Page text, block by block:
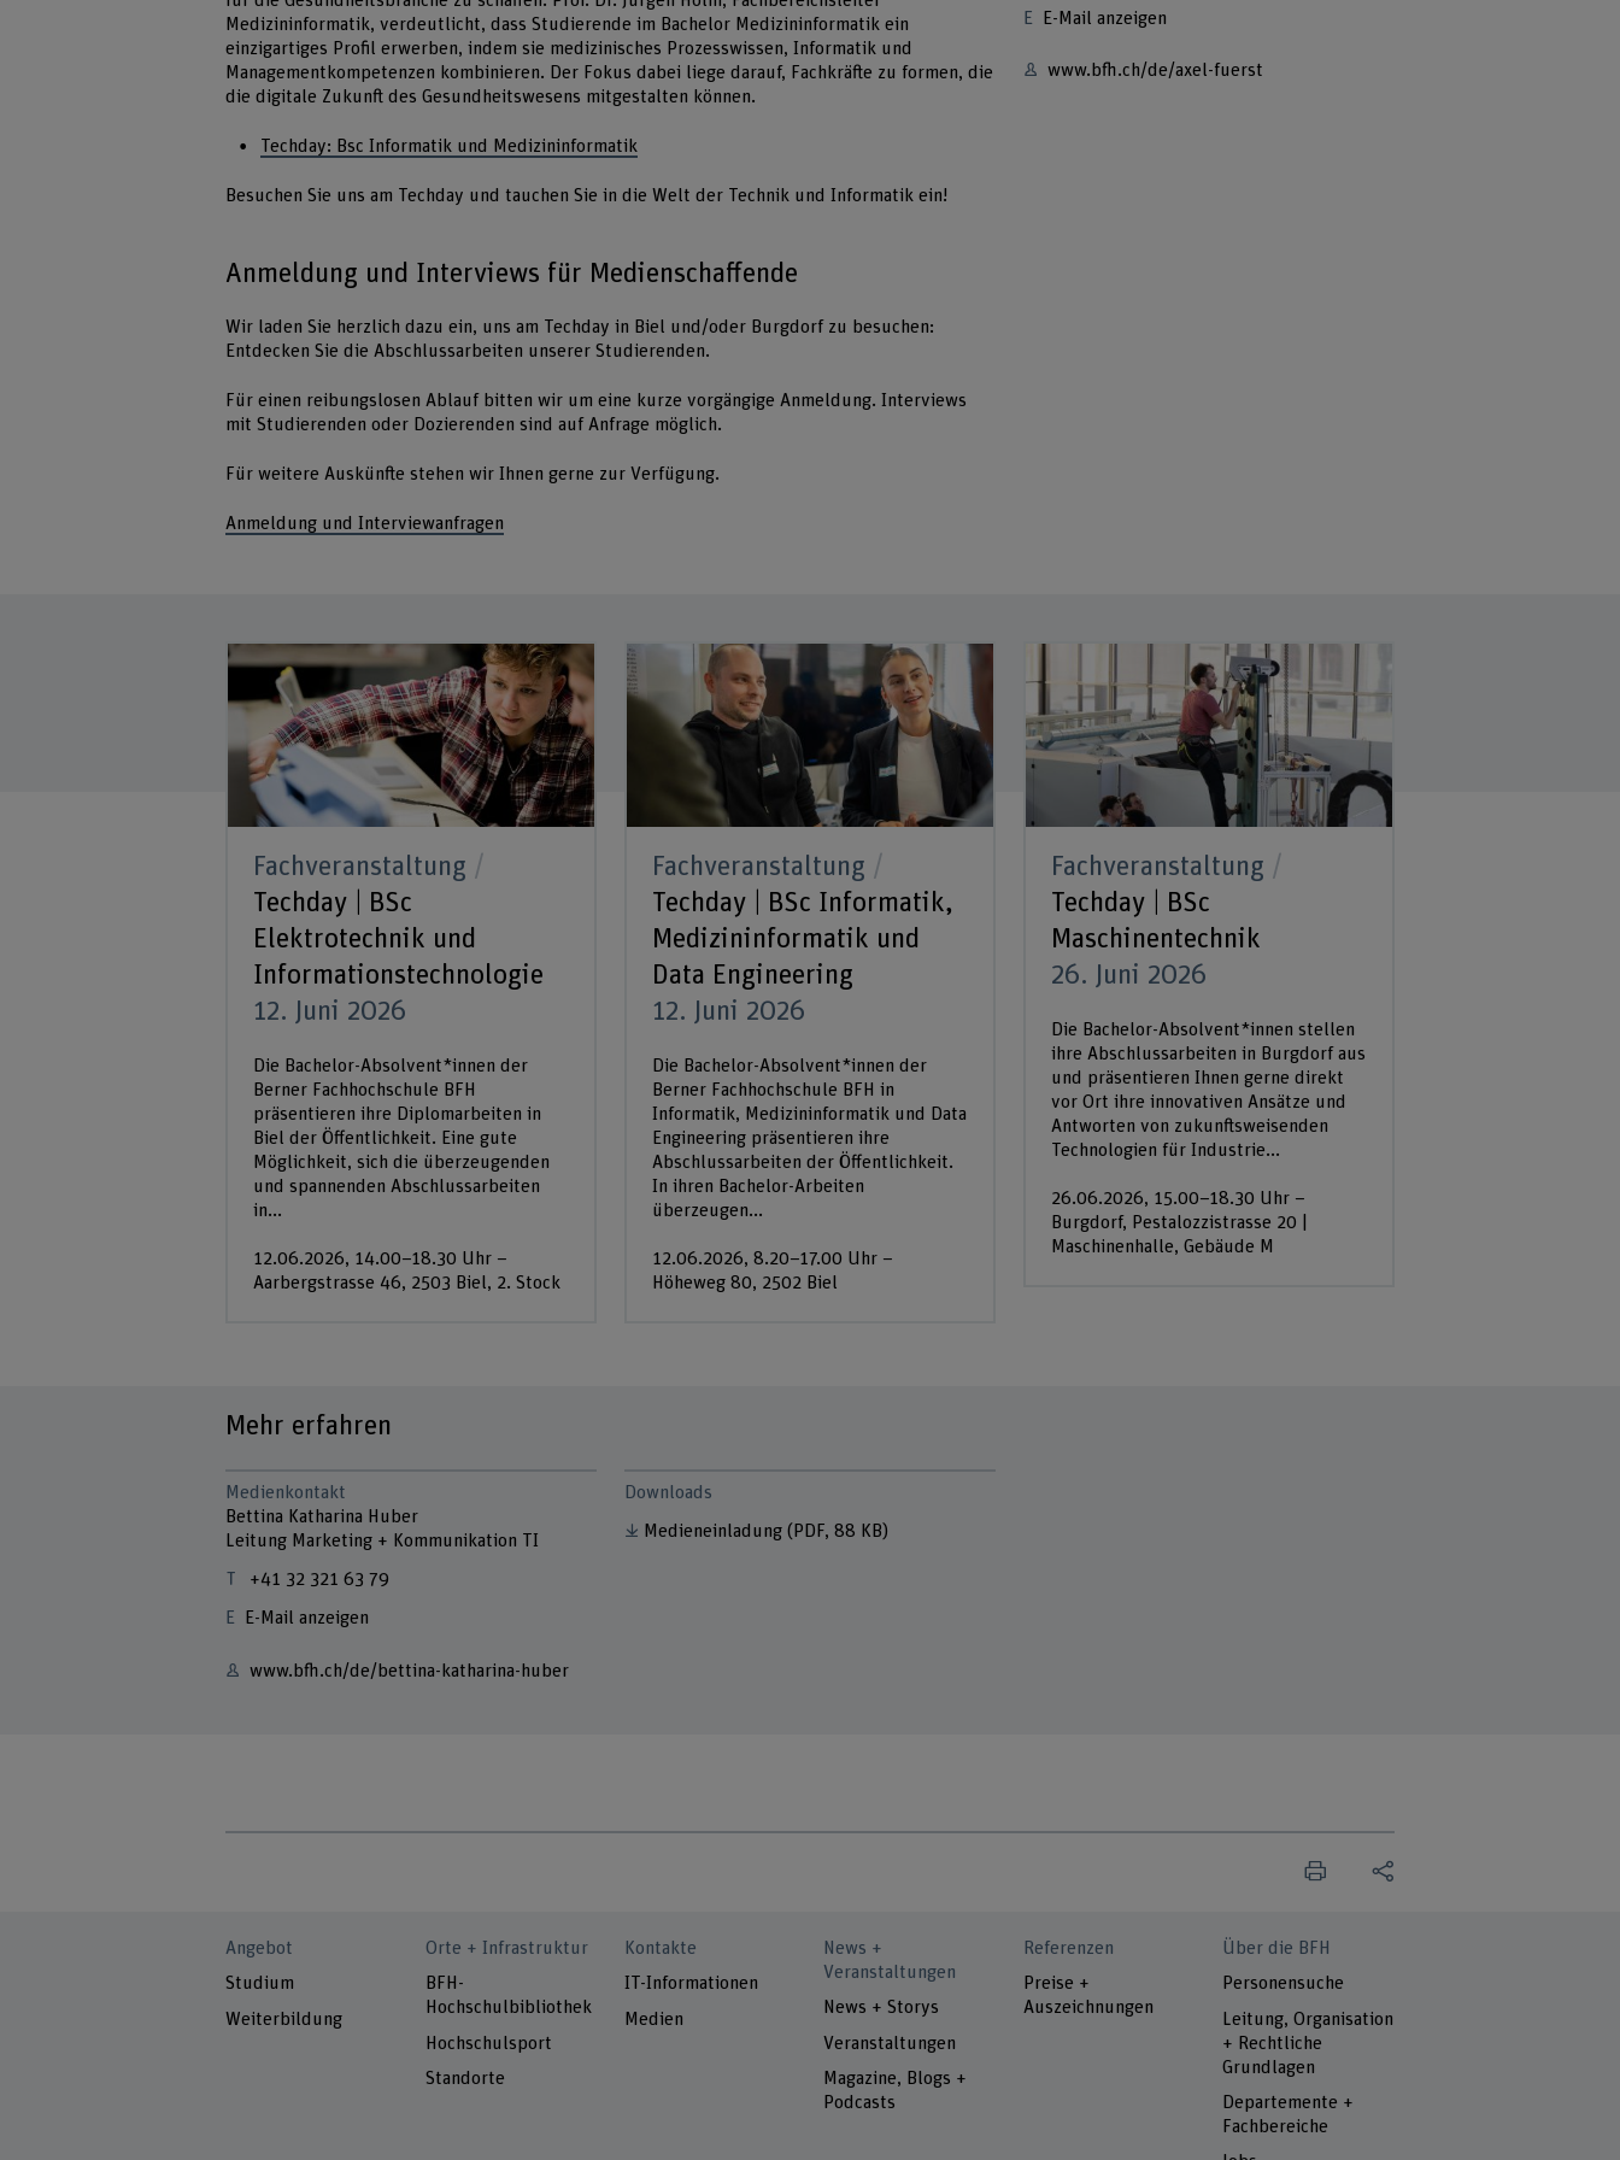
Medizininformatik, verdeutlicht, dass Studierende im Bachelor Medizininformatik ein
einzigartiges Profil erwerben, indem sie medizinisches Prozesswissen, Informatik und
Managementkompetenzen kombinieren. Der Fokus dabei liege darauf, Fachkräfte zu formen, die
die digitale Zukunft des Gesundheitswesens mitgestalten können.
Techday: Bsc Informatik und Medizininformatik
Besuchen Sie uns am Techday und tauchen Sie in die Welt der Technik und Informatik ein!
Anmeldung und Interviews für Medienschaffende
Wir laden Sie herzlich dazu ein, uns am Techday in Biel und/oder Burgdorf zu besuchen:
Entdecken Sie die Abschlussarbeiten unserer Studierenden.
Für einen reibungslosen Ablauf bitten wir um eine kurze vorgängige Anmeldung. Interviews
mit Studierenden oder Dozierenden sind auf Anfrage möglich.
Für weitere Auskünfte stehen wir Ihnen gerne zur Verfügung.
Anmeldung und Interviewanfragen
E-Mail anzeigen
www.bfh.ch/de/axel-fuerst
Fachveranstaltung
Techday | BSc
Elektrotechnik und
Informationstechnologie
12. Juni 2026
Die Bachelor-Absolvent*innen der
Berner Fachhochschule BFH
präsentieren ihre Diplomarbeiten in
Biel der Öffentlichkeit. Eine gute
Möglichkeit, sich die überzeugenden
und spannenden Abschlussarbeiten
in...
12.06.2026, 14.00–18.30 Uhr –
Aarbergstrasse 46, 2503 Biel, 2. Stock
Fachveranstaltung
Techday | BSc Informatik,
Medizininformatik und
Data Engineering
12. Juni 2026
Die Bachelor-Absolvent*innen der
Berner Fachhochschule BFH in
Informatik, Medizininformatik und Data
Engineering präsentieren ihre
Abschlussarbeiten der Öffentlichkeit.
In ihren Bachelor-Arbeiten
überzeugen...
12.06.2026, 8.20–17.00 Uhr –
Höheweg 80, 2502 Biel
Fachveranstaltung
Techday | BSc
Maschinentechnik
26. Juni 2026
Die Bachelor-Absolvent*innen stellen
ihre Abschlussarbeiten in Burgdorf aus
und präsentieren Ihnen gerne direkt
vor Ort ihre innovativen Ansätze und
Antworten von zukunftsweisenden
Technologien für Industrie...
26.06.2026, 15.00–18.30 Uhr –
Burgdorf, Pestalozzistrasse 20 |
Maschinenhalle, Gebäude M
Mehr erfahren
Medienkontakt
Bettina Katharina Huber
Leitung Marketing + Kommunikation TI
+41 32 321 63 79
E-Mail anzeigen
www.bfh.ch/de/bettina-katharina-huber
Downloads
Medieneinladung(PDF, 88 KB)
Angebot
Studium
Weiterbildung
Orte + Infrastruktur
BFH-
Hochschulbibliothek
Hochschulsport
Standorte
Kontakte
IT-Informationen
Medien
News +
Veranstaltungen
News + Storys
Veranstaltungen
Magazine, Blogs +
Podcasts
Referenzen
Preise +
Auszeichnungen
Über die BFH
Personensuche
Leitung, Organisation
+ Rechtliche
Grundlagen
Departemente +
Fachbereiche